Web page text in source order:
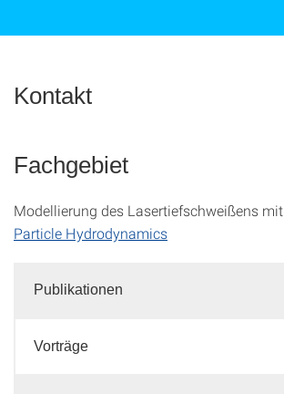
Kontakt
Fachgebiet
Modellierung des Lasertiefschweißens mit
Particle Hydrodynamics
Publikationen
Vorträge